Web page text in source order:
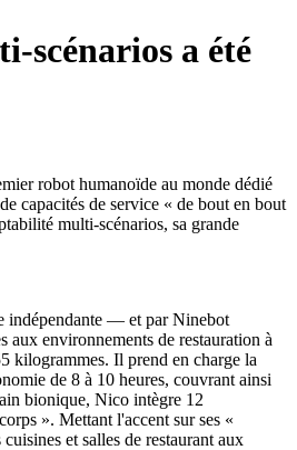
scénarios a été
robot humanoïde au monde dédié
capacités de service « de bout en bout
multi-scénarios, sa grande
indépendante — et par Ninebot
aux environnements de restauration à
kilogrammes. Il prend en charge la
de 8 à 10 heures, couvrant ainsi
bionique, Nico intègre 12
». Mettant l'accent sur ses «
et salles de restaurant aux